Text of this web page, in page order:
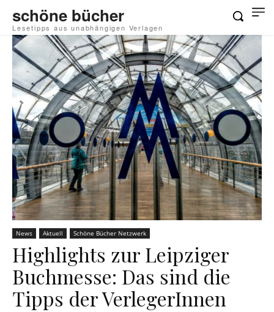
schöne bücher
Lesetipps aus unabhängigen Verlagen
News Aktuell Schöne Bücher Netzwerk
Highlights zur Leipziger
Buchmesse: Das sind die
Tipps der VerlegerInnen